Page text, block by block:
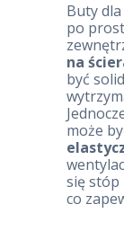
Buty
po
na
być
może
się stóp
co